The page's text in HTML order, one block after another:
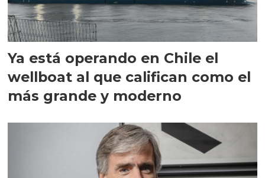
Ya está operando en Chile el
wellboat al que califican como el
más grande y moderno